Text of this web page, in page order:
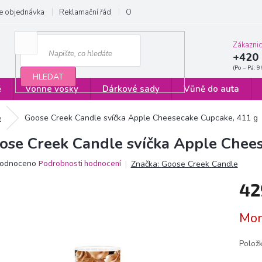
objednávka Reklamační řád Obchodní podmínky
HLEDAT
+420
Vonné vosky Dárkové sady Vůně do auta
Goose Creek Candle svíčka Apple Cheesecake Cupcake, 411 g
Creek Candle svíčka Apple
Podrobnosti hodnocení Značka: Goose Creek Candle
cena: